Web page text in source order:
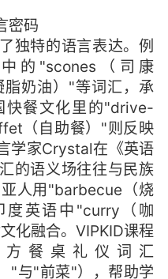
密码
独特的语言表达。例
的"scones（司康
奶油）"等词汇，承
快餐文化里的"drive-
（自助餐）"则反映
学家Crystal在《英语
的语义场往往与民族
人用"barbecue（烧
英语中"curry（咖
化融合。VIPKID课程
餐桌礼仪词汇
"与"前菜"），帮助学